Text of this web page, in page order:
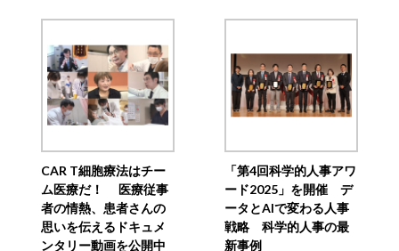
CAR T細胞療法はチー
ム医療だ！ 医療従事
者の情熱、患者さんの
思いを伝えるドキュメ
ンタリー動画を公開中
「第4回科学的人事アワ
ード2025」を開催 デ
ータとAIで変わる人事
戦略 科学的人事の最
新事例